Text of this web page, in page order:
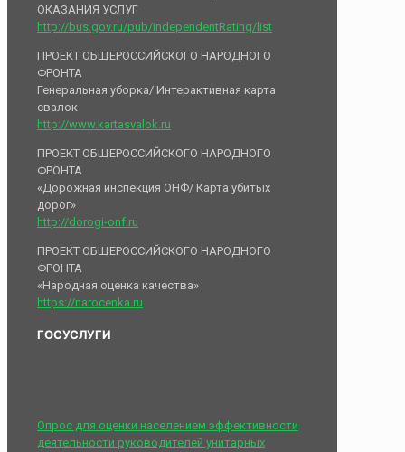
ОКАЗАНИЯ УСЛУГ
http://bus.gov.ru/pub/independentRating/list
ПРОЕКТ ОБЩЕРОССИЙСКОГО НАРОДНОГО
ФРОНТА
Генеральная уборка/ Интерактивная карта
свалок
http://www.kartasvalok.ru
ПРОЕКТ ОБЩЕРОССИЙСКОГО НАРОДНОГО
ФРОНТА
«Дорожная инспекция ОНФ/ Карта убитых
дорог»
http://dorogi-onf.ru
ПРОЕКТ ОБЩЕРОССИЙСКОГО НАРОДНОГО
ФРОНТА
«Народная оценка качества»
https://narocenka.ru
ГОСУСЛУГИ
Опрос для оценки населением эффективности
деятельности руководителей унитарных